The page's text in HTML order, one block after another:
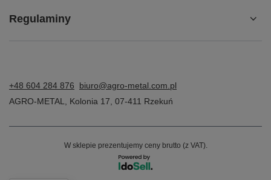
Regulaminy
+48 604 284 876
biuro@agro-metal.com.pl
AGRO-METAL
Kolonia 17 07-411 Rzekuń
W sklepie prezentujemy ceny brutto (z VAT).